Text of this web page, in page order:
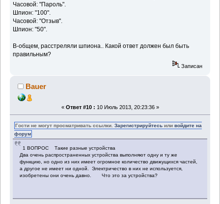
Часовой: "Пароль".
Шпион: "100".
Часовой: "Отзыв".
Шпион: "50".
В-общем, расстреляли шпиона.. Какой ответ должен был быть
правильным?
Записан
Bauer
« Ответ #10 : 10 Июль 2013, 20:23:36 »
Гости не могут просматривать ссылки.Зарегистрируйтесь иливойдите на
форум
1 ВОПРОС Такие разные устройства
Два очень распространенных устройства выполняют одну и ту же
функцию, но одно из них имеет огромное количество движущихся частей,
а другое не имеет ни одной. Электричество в них не используется,
изобретены они очень давно. Что это за устройства?